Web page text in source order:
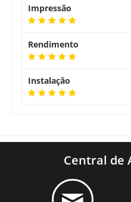
Impressão
Rendimento
Instalação
Central de